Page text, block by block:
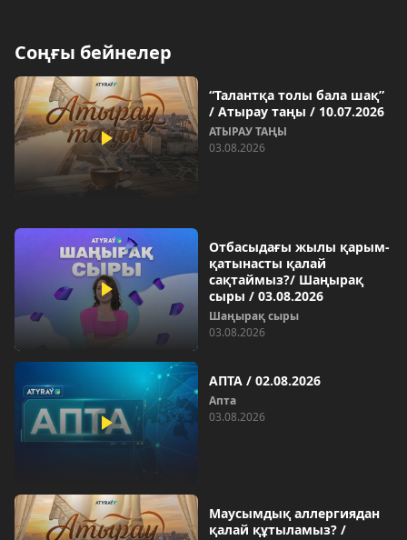
Соңғы бейнелер
“Талантқа толы бала шақ”
/ Атырау таңы / 10.07.2026
АТЫРАУ ТАҢЫ
03.08.2026
Отбасыдағы жылы қарым-
қатынасты қалай
сақтаймыз?/ Шаңырақ
сыры / 03.08.2026
Шаңырақ сыры
03.08.2026
АПТА / 02.08.2026
Апта
03.08.2026
Маусымдық аллергиядан
қалай құтыламыз? /